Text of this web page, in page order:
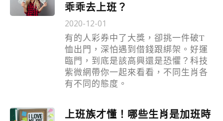
乖乖去上班？
2020-12-01
有的人彩券中了大獎，卻挑一件破T
恤出門，深怕遇到借錢跟綁架。好運
臨門，到底是該高興還是恐懼？科技
紫微網帶你一起來看看，不同生肖各
有不同的態度。
上班族才懂！哪些生肖是加班時